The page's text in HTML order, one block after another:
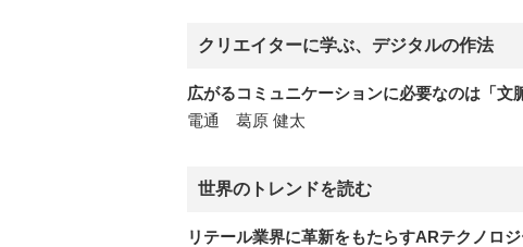
クリエイターに学ぶ、デジタルの作法
広がるコミュニケーションに必要なのは「文
電通 葛原 健太
世界のトレンドを読む
リテール業界に革新をもたらすARテクノロ